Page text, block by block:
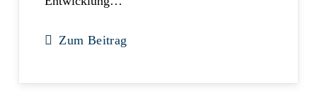
Zum Beitrag